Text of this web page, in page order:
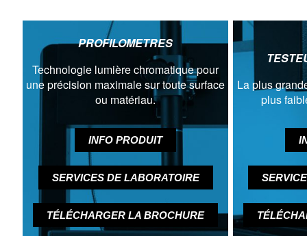
PROFILOMETRES
Technologie lumière chromatique pour
une précision maximale sur toute surface
ou matériau.
INFO PRODUIT
SERVICES DE LABORATOIRE
TÉLÉCHARGER LA BROCHURE
La plus
plus